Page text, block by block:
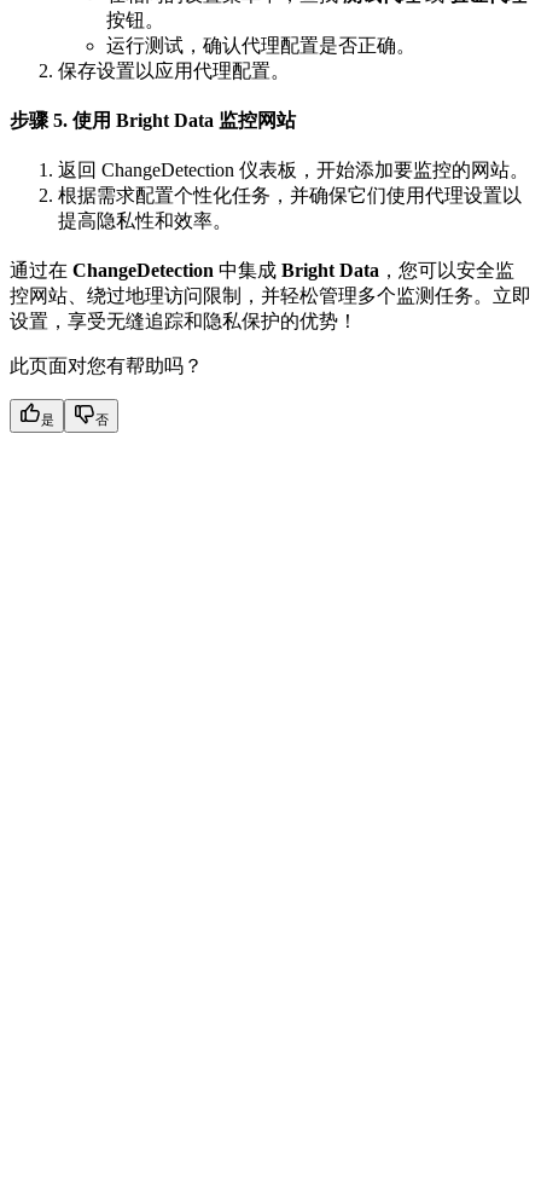
按钮。
运行测试，确认代理配置是否正确。
保存设置以应用代理配置。
步骤 5. 使用 Bright Data 监控网站
返回 ChangeDetection 仪表板，开始添加要监控的网站。
根据需求配置个性化任务，并确保它们使用代理设置以
提高隐私性和效率。
通过在 ChangeDetection 中集成 Bright Data ，您可以安全监
控网站、绕过地理访问限制，并轻松管理多个监测任务。立即
设置，享受无缝追踪和隐私保护的优势！
此页面对您有帮助吗？
是 否